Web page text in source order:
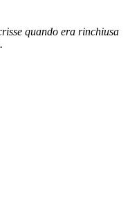
quando era rinchiusa